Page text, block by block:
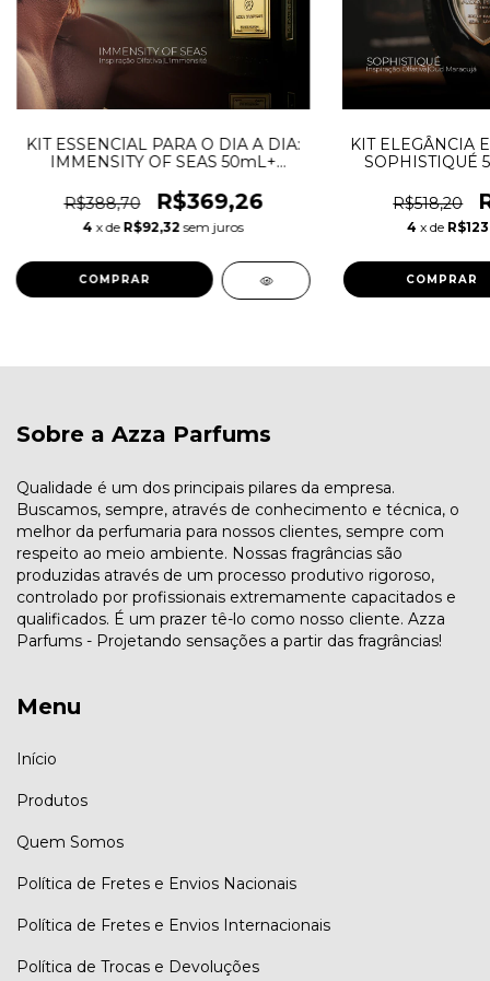
KIT ESSENCIAL PARA O DIA A DIA:
IMMENSITY OF SEAS 50mL+
BEACH 50mL
R$388,70 R$369,26
4 x de R$92,32 sem juros
KIT ELEGÂNCIA
SOPHISTIQUÉ
R$518,20
4 x de
Sobre a Azza Parfums
Qualidade é um dos principais pilares da empresa.
Buscamos, sempre, através de conhecimento e técnica, o
melhor da perfumaria para nossos clientes, sempre com
respeito ao meio ambiente. Nossas fragrâncias são
produzidas através de um processo produtivo rigoroso,
controlado por profissionais extremamente capacitados e
qualificados. É um prazer tê-lo como nosso cliente. Azza
Parfums - Projetando sensações a partir das fragrâncias!
Menu
Início
Produtos
Quem Somos
Política de Fretes e Envios Nacionais
Política de Fretes e Envios Internacionais
Política de Trocas e Devoluções